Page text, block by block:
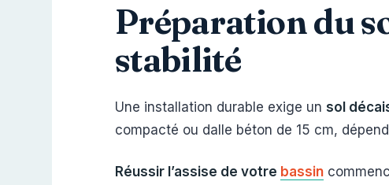
Préparation du
stabilité
Une installation durable exige un sol
compacté ou dalle béton de 15 cm,
Réussir l’assise de votre bassin